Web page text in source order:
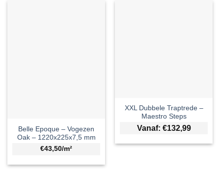
Belle Epoque – Vogezen
Oak – 1220x225x7,5 mm
€43,50/m²
XXL Dubbele Traptrede –
Maestro Steps
Vanaf: €132,99